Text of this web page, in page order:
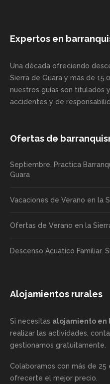
Expertos en
Una década ofreciendo
Sierra de Guara y más de
nuestros guías son titulados
accidentes y de
Ofertas de
Septiembre. Practica
Guara
Vacaciones de Verano en la
Ofertas de Verano en la
Descenso Acuático Familiar.
Alojamientos rurales
Si necesitas alojamiento en
realizar las actividades,
gestionamos gratuitamente.
Colaboramos con más de
ofrecerte el mejor precio.